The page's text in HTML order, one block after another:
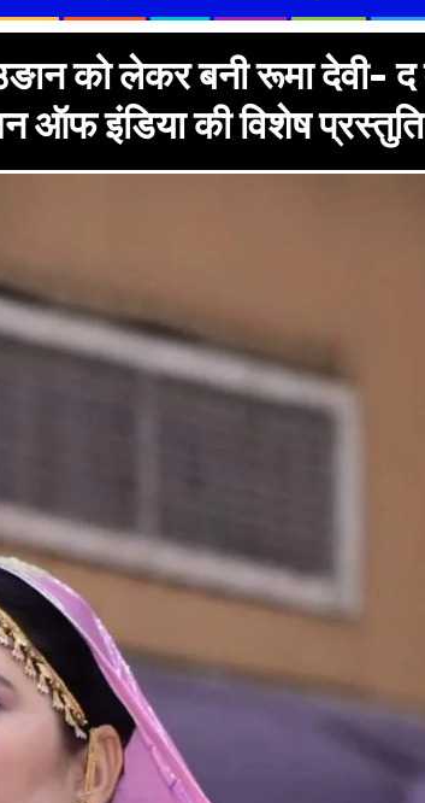
को लेकर बनी रूमा देवी-
ऑफ इंडिया की विशेष